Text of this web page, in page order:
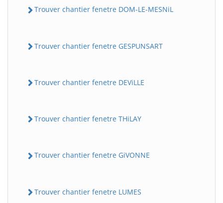
Trouver chantier fenetre DOM-LE-MESNiL
Trouver chantier fenetre GESPUNSART
Trouver chantier fenetre DEViLLE
Trouver chantier fenetre THiLAY
Trouver chantier fenetre GiVONNE
Trouver chantier fenetre LUMES